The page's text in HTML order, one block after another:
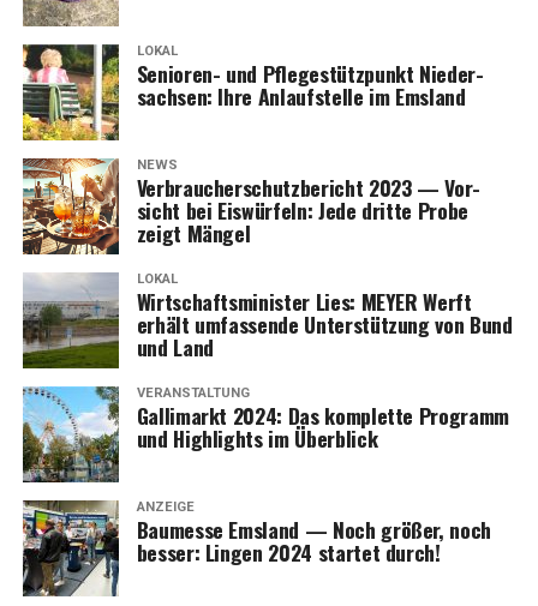
LOKAL
Senio­ren- und Pfle­ge­stütz­punkt Nie­der­
sach­sen: Ihre Anlauf­stel­le im Emsland
NEWS
Ver­brau­cher­schutz­be­richt 2023 — Vor­
sicht bei Eis­wür­feln: Jede drit­te Pro­be
zeigt Mängel
LOKAL
Wirt­schafts­mi­nis­ter Lies: MEYER Werft
erhält umfas­sen­de Unter­stüt­zung von Bund
und Land
VERANSTALTUNG
Gal­li­markt 2024: Das kom­plet­te Pro­gramm
und High­lights im Überblick
ANZEIGE
Bau­mes­se Ems­land — Noch grö­ßer, noch
bes­ser: Lin­gen 2024 star­tet durch!